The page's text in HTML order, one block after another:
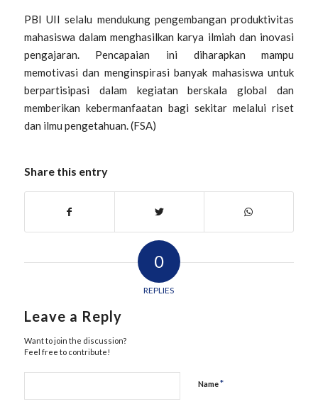
PBI UII selalu mendukung pengembangan produktivitas
mahasiswa dalam menghasilkan karya ilmiah dan inovasi
pengajaran. Pencapaian ini diharapkan mampu
memotivasi dan menginspirasi banyak mahasiswa untuk
berpartisipasi dalam kegiatan berskala global dan
memberikan kebermanfaatan bagi sekitar melalui riset
dan ilmu pengetahuan. (FSA)
Share this entry
0
REPLIES
Leave a Reply
Want to join the discussion?
Feel free to contribute!
Name*